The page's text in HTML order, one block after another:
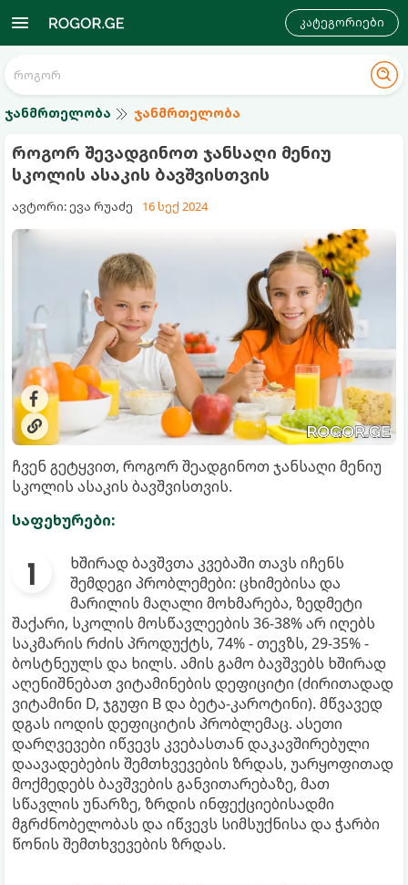
კატეგორიები
ჯანმრთელობა ჯანმრთელობა
როგორ შევადგინოთ ჯანსაღი მენიუ
სკოლის ასაკის ბავშვისთვის
ავტორი: ევა რუაძე 16 სექ 2024
ჩვენ გეტყვით, როგორ შეადგინოთ ჯანსაღი მენიუ
სკოლის ასაკის ბავშვისთვის.
საფეხურები:
ხშირად ბავშვთა კვებაში თავს იჩენს
შემდეგი პრობლემები: ცხიმებისა და
მარილის მაღალი მოხმარება, ზედმეტი
შაქარი, სკოლის მოსწავლეების 36-38% არ იღებს
საკმარის რძის პროდუქტს, 74% - თევზს, 29-35% -
ბოსტნეულს და ხილს. ამის გამო ბავშვებს ხშირად
აღენიშნებათ ვიტამინების დეფიციტი (ძირითადად
ვიტამინი D, ჯგუფი B და ბეტა-კაროტინი). მწვავედ
დგას იოდის დეფიციტის პრობლემაც. ასეთი
დარღვევები იწვევს კვებასთან დაკავშირებული
დაავადებების შემთხვევების ზრდას, უარყოფითად
მოქმედებს ბავშვების განვითარებაზე, მათ
სწავლის უნარზე, ზრდის ინფექციებისადმი
მგრძნობელობას და იწვევს სიმსუქნისა და ჭარბი
წონის შემთხვევების ზრდას.